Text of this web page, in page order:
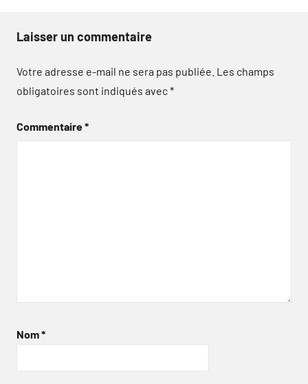
Laisser un commentaire
Votre adresse e-mail ne sera pas publiée. Les champs
obligatoires sont indiqués avec*
Commentaire*
Nom*